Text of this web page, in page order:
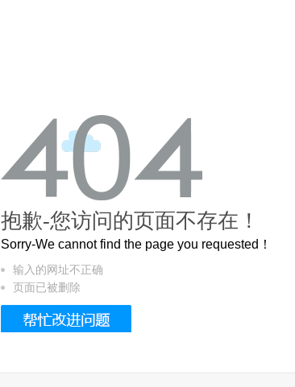
这个3.2米的长卷，还原了600岁的紫禁城
抱歉-您访问的页面不存在！
Sorry-We cannot find the page you requested！
输入的网址不正确
页面已被删除